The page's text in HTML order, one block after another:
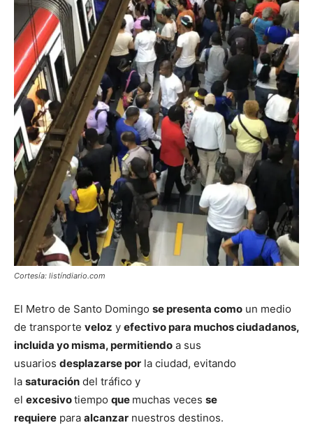
Cortesía: listíndiario.com
El Metro de Santo Domingo se presenta como un medio
de transporte veloz y efectivo para muchos ciudadanos,
incluida yo misma, permitiendo a sus
usuarios desplazarse por la ciudad, evitando
la saturación del tráfico y
el excesivotiempo que muchas veces se
requiere para alcanzar nuestros destinos.